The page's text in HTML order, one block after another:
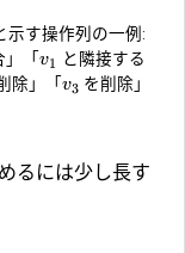
示す操作列の一例:
」「v1
と隣接する
除」「 v3 を削除」
るには少し長す